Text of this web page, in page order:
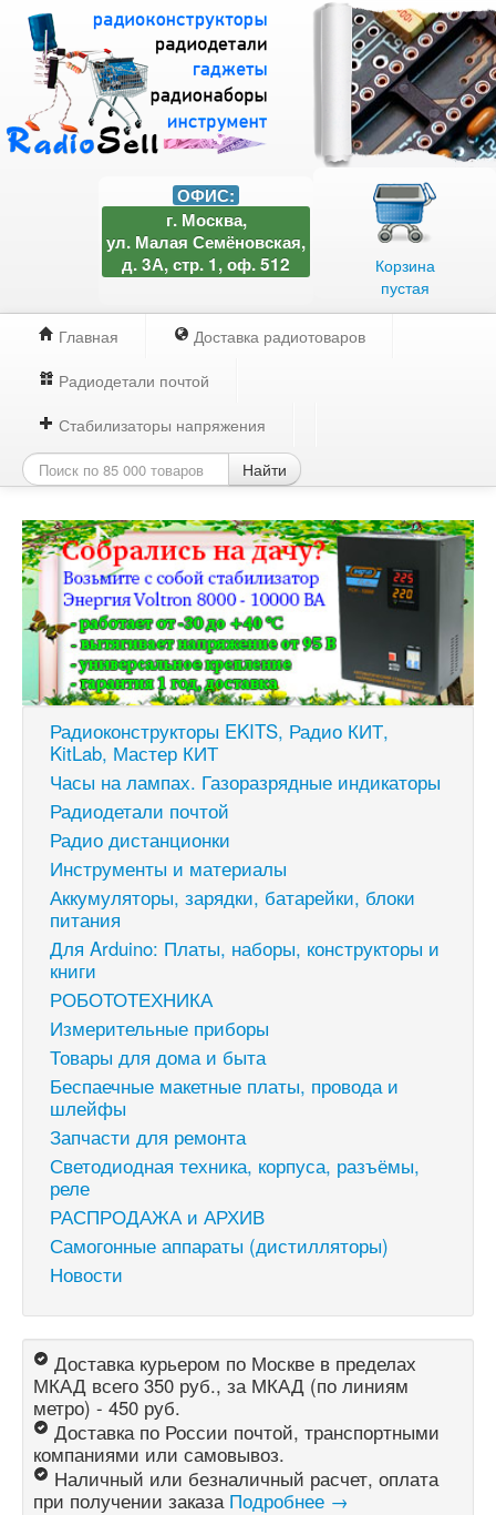
Корзина
пустая
ОФИС:
г. Москва,
ул. Малая Семёновская,
д. 3А, стр. 1, оф. 512
Главная
Доставка радиотоваров
Радиодетали почтой
Стабилизаторы напряжения
Найти
Радиоконструкторы EKITS, Радио КИТ,
KitLab, Мастер КИТ
Часы на лампах. Газоразрядные индикаторы
Радиодетали почтой
Радио дистанционки
Инструменты и материалы
Аккумуляторы, зарядки, батарейки, блоки
питания
Для Arduino: Платы, наборы, конструкторы и
книги
РОБОТОТЕХНИКА
Измерительные приборы
Товары для дома и быта
Беспаечные макетные платы, провода и
шлейфы
Запчасти для ремонта
Светодиодная техника, корпуса, разъёмы,
реле
РАСПРОДАЖА и АРХИВ
Самогонные аппараты (дистилляторы)
Новости
Доставка курьером по Москве в пределах
МКАД всего 350 руб., за МКАД (по линиям
метро) - 450 руб.
Доставка по России почтой, транспортными
компаниями или самовывоз.
Наличный или безналичный расчет, оплата
при получении заказа Подробнее →